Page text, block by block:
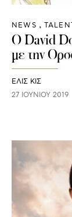
NEWS
Ο David
με την
ΕΛΙΣ ΚΙΣ
27 ΙΟΥΝΊΟΥ 2019